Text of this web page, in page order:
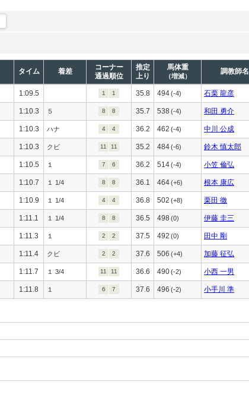
タイム 着差
コーナー
通過順位
推定
上り
馬体重
（増減）
調教師名
1:09.5 1 1 35.8 494(-4) 石栗 龍彦
1:10.3 ５ 8 8 35.7 538 (-4) 和田 勇介
1:10.3 ハナ 4 4 36.2 462 (-4) 中川 公成
1:10.3 クビ 11 11 35.2 484(-6) 鈴木 慎太郎
1:10.5 １ 7 6 36.2 514(-4) 小笠 倫弘
1:10.7 １ 1/4 8 8 36.1 464(+6) 根本 康広
1:10.9 １ 1/4 4 4 36.8 502 (+8) 栗田 徹
1:11.1 １ 1/4 8 8 36.5 498 (0) 伊藤 圭三
1:11.3 １ 2 2 37.5 492 (0) 田中 剛
1:11.4 クビ 2 2 37.6 506 (+4) 加藤 征弘
1:11.7 １ 3/4 11 11 36.6 490(-2) 小西 一男
1:11.8 １ 6 7 37.6 496 (-2) 小手川 準